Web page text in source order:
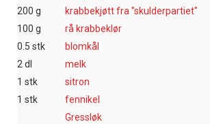
200 g
krabbekjøtt fra "skulderpartiet"
100 g
rå krabbeklør
0.5 stk
blomkål
2 dl
melk
1 stk
sitron
1 stk
fennikel
Gressløk